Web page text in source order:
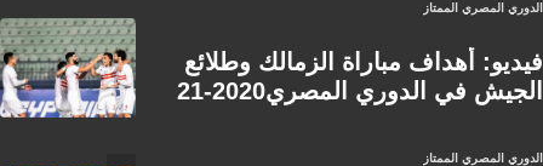
الدوري المصري الممتاز
فيديو: أهداف مباراة الزمالك وطلائع
الجيش في الدوري المصري2020-21
الدوري المصري الممتاز